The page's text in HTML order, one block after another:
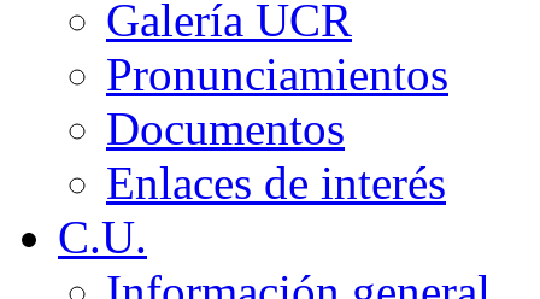
Galería UCR
Pronunciamientos
Documentos
Enlaces de interés
C.U.